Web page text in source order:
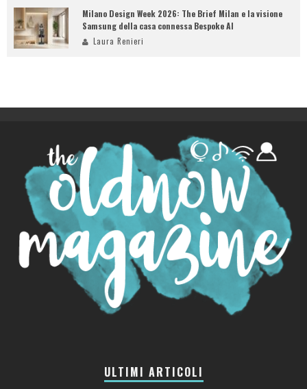
Milano Design Week 2026: The Brief Milan e la visione
Samsung della casa connessa Bespoke AI
Laura Renieri
ULTIMI ARTICOLI